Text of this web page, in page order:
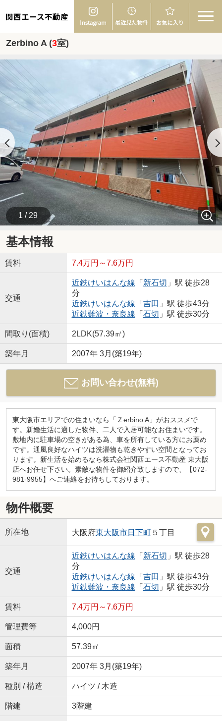
関西エース不動産
Zerbino A (3室)
1 / 29
基本情報
賃料 7.4万円～7.6万円
交通
近鉄けいはんな線 「 新石切 」駅 徒歩28
分
近鉄けいはんな線 「 吉田 」駅 徒歩43分
近鉄難波・奈良線 「 石切 」駅 徒歩30分
間取り(面積) 2LDK(57.39㎡)
築年月 2007年 3月(築19年)
お問い合わせ(無料)
東大阪市エリアでの住まいなら「Ｚerbino A」がおススメで
す。新婚生活に適した物件、二人で入居可能なお住まいです。
敷地内に駐車場の空きがある為、車を所有している方にお薦め
です。通風良好なハイツは洗濯物も乾きやすい空間となってお
ります。新生活を始めるなら株式会社関西エース不動産 東大阪
店へお任せ下さい。素敵な物件を御紹介致しますので、【072-
981-9955】へご連絡をお待ちしております。
物件概要
所在地 大阪府東大阪市日下町５丁目
交通
近鉄けいはんな線 「 新石切 」駅 徒歩28
分
近鉄けいはんな線 「 吉田 」駅 徒歩43分
近鉄難波・奈良線 「 石切 」駅 徒歩30分
賃料 7.4万円～7.6万円
管理費等 4,000円
面積 57.39㎡
築年月 2007年 3月(築19年)
種別 / 構造 ハイツ / 木造
階建 3階建